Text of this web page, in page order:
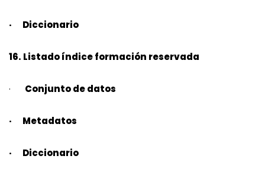
· Diccionario
16. Listado índice formación reservada
· Conjunto de datos
· Metadatos
· Diccionario